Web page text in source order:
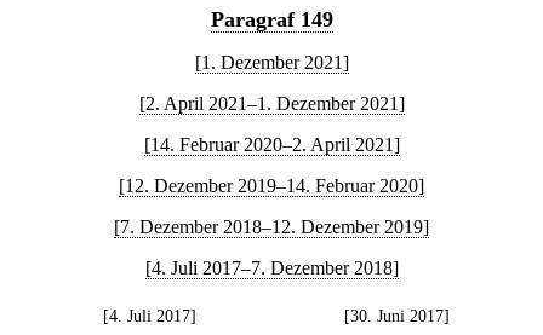
Paragraf 149
[1. Dezember 2021]
[2. April 2021–1. Dezember 2021]
[14. Februar 2020–2. April 2021]
[12. Dezember 2019–14. Februar 2020]
[7. Dezember 2018–12. Dezember 2019]
[4. Juli 2017–7. Dezember 2018]
[4. Juli 2017]
[30. Juni 2017]